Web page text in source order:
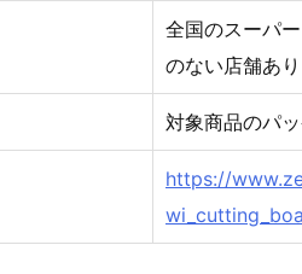
全国のスーパ
のない店舗あり
対象商品のパ
https://